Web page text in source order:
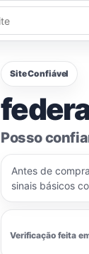
Site Confiável
Posso
Antes de
sinais básicos
Verificação feita